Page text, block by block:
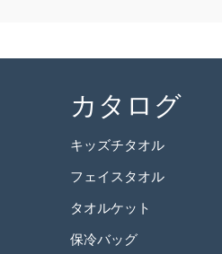
カタログ
キッズチタオル
フェイスタオル
タオルケット
保冷バッグ